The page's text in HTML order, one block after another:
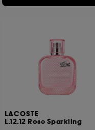
LACOSTE
L.12.12 Rose Sparkling